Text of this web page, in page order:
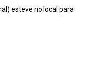
esteve no local para